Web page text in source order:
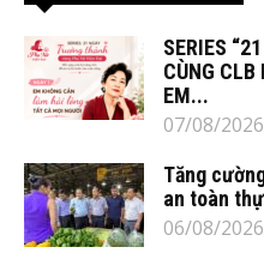
SERIES
CÙNG CLB
EM...
07/08/2026
Tăng
an toàn
06/08/2026